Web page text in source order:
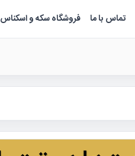
تماس با ما فروشگاه سکه و اسکناس